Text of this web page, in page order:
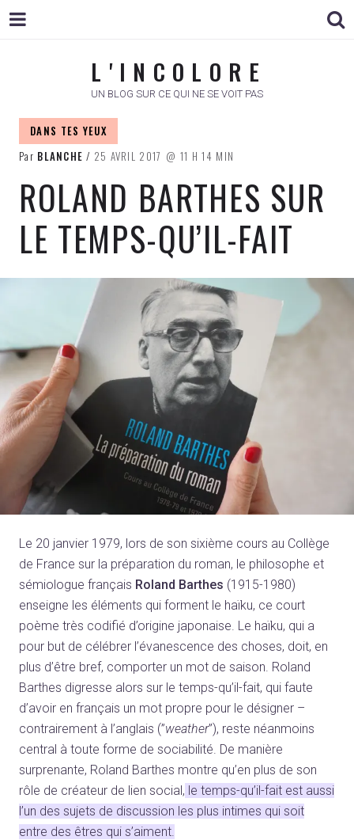
L ' I N C O L O R E
UN BLOG SUR CE QUI NE SE VOIT PAS
DANS TES YEUX
Par BLANCHE 25 AVRIL 2017 11 H 14 MIN
ROLAND BARTHES SUR
LE TEMPS-QU’IL-FAIT
Le 20 janvier 1979, lors de son sixième cours au Collège
de France sur la préparation du roman, le philosophe et
sémiologue français Roland Barthes (1915-1980)
enseigne les éléments qui forment le haïku, ce court
poème très codifié d’origine japonaise. Le haïku, qui a
pour but de célébrer l’évanescence des choses, doit, en
plus d’être bref, comporter un mot de saison. Roland
Barthes digresse alors sur le temps-qu’il-fait, qui faute
d’avoir en français un mot propre pour le désigner –
contrairement à l’anglais (”weather”), reste néanmoins
central à toute forme de sociabilité. De manière
surprenante, Roland Barthes montre qu’en plus de son
rôle de créateur de lien social, le temps-qu’il-fait est aussi
l’un des sujets de discussion les plus intimes qui soit
entre des êtres qui s’aiment.
L ' I N C O L O R E